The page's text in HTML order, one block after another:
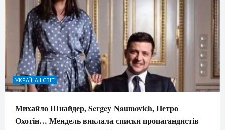
УКРАЇНА І СВІТ
Михайло Шнайдер, Sergey Naumovich, Петро
Охотін… Мендель виклала списки пропагандистів